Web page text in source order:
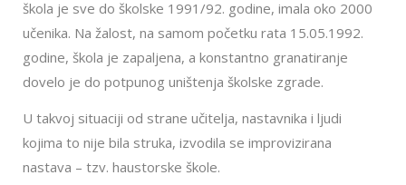
škola je sve do školske 1991/92. godine, imala oko 2000
učenika. Na žalost, na samom početku rata 15.05.1992.
godine, škola je zapaljena, a konstantno granatiranje
dovelo je do potpunog uništenja školske zgrade.
U takvoj situaciji od strane učitelja, nastavnika i ljudi
kojima to nije bila struka, izvodila se improvizirana
nastava – tzv. haustorske škole.